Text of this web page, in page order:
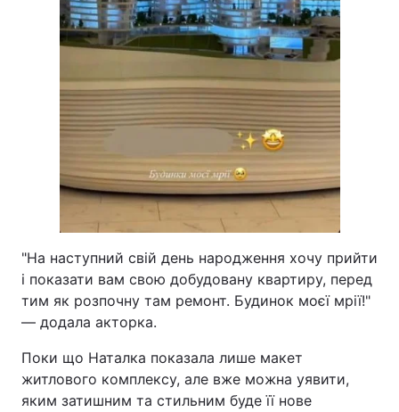
"На наступний свій день народження хочу прийти
і показати вам свою добудовану квартиру, перед
тим як розпочну там ремонт. Будинок моєї мрії!"
— додала акторка.
Поки що Наталка показала лише макет
житлового комплексу, але вже можна уявити,
яким затишним та стильним буде її нове